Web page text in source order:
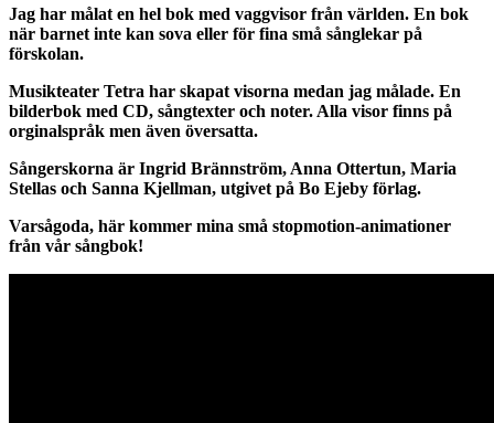
Jag har målat en hel bok med vaggvisor från världen. En bok
när barnet inte kan sova eller för fina små sånglekar på
förskolan.
Musikteater Tetra har skapat visorna medan jag målade. En
bilderbok med CD, sångtexter och noter. Alla visor finns på
orginalspråk men även översatta.
Sångerskorna är Ingrid Brännström, Anna Ottertun, Maria
Stellas och Sanna Kjellman, utgivet på Bo Ejeby förlag.
Varsågoda, här kommer mina små stopmotion-animationer
från vår sångbok!